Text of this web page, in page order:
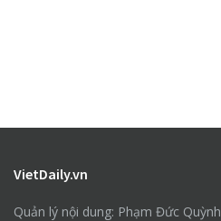
VietDaily.vn
Quản lý nội dung: Phạm Đức Quỳnh